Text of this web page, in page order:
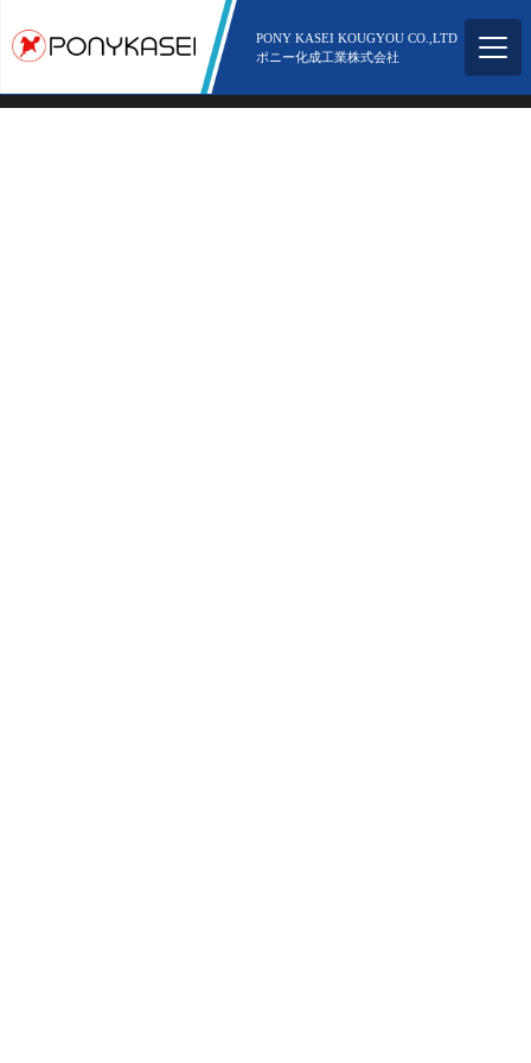
PONY KASEI KOUGYOU CO.,LTD
ポニー化成工業株式会社
所在地 〒578-0943 大阪府東大阪市若江南町5丁目2-51
Copyright ©︎ 2021 Pony Kasei Inc. All Rights Reserved.